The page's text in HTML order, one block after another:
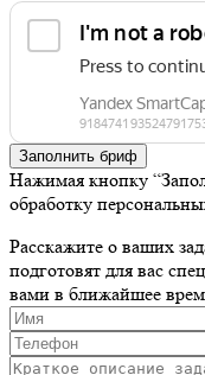
Заполнить бриф
Нажимая кнопку
обработку
Расскажите о ваших
подготовят для вас
вами в ближайшее